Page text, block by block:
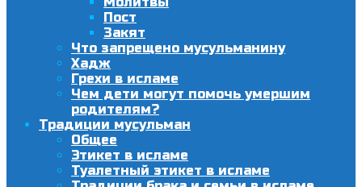
Пост
Закят
Что запрещено мусульманину
Хадж
Грехи в исламе
Чем дети могут помочь умершим
родителям?
Традиции мусульман
Общее
Этикет в исламе
Туалетный этикет в исламе